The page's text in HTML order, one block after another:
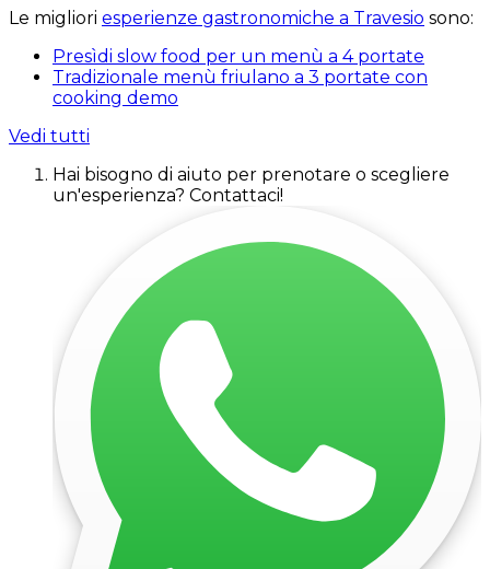
Le migliori esperienze gastronomiche a Travesio sono:
Presìdi slow food per un menù a 4 portate
Tradizionale menù friulano a 3 portate con
cooking demo
Vedi tutti
Hai bisogno di aiuto per prenotare o scegliere
un'esperienza? Contattaci!